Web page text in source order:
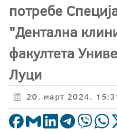
потребе
"Дентална
факултета
Луци
20. март 2024.